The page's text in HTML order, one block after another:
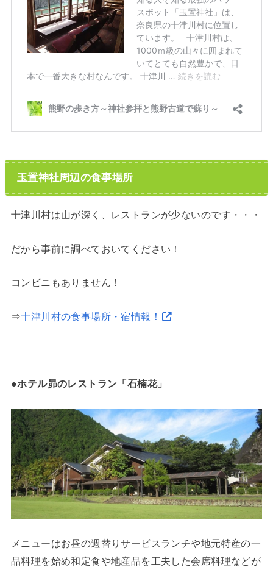
玉置神社周辺の食事場所
十津川村は山が深く、レストランが少ないのです・・・
だから事前に調べておいてください！
コンビニもありません！
⇒十津川村の食事場所・宿情報！
●ホテル昴のレストラン「石楠花」
メニューはお昼の週替りサービスランチや地元特産の一
品料理を始め和定食や地産品を工夫した会席料理などが